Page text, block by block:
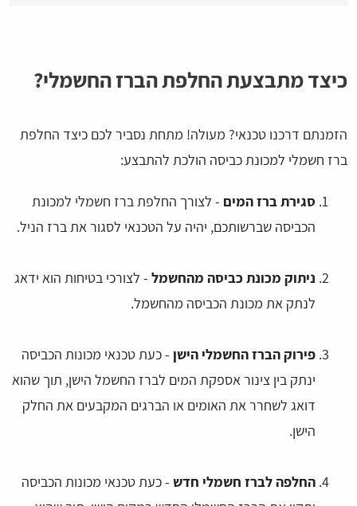
כיצד מתבצעת החלפת הברז החשמלי?
הזמנתם דרכנו טכנאי? מעולה! מתחת נסביר לכם כיצד החלפת
ברז חשמלי למכונת כביסה הולכת להתבצע:
סגירת ברז המים - לצורך החלפת ברז חשמלי למכונת
הכביסה שברשותכם, יהיה על הטכנאי לסגור את ברז הניל.
ניתוק מכונת כביסה מהחשמל - לצורכי בטיחות הוא ידאג
לנתק את מכונת הכביסה מהחשמל.
פירוק הברז החשמלי הישן - כעת טכנאי מכונות הכביסה
ינתק בין צינור אספקת המים לברז החשמל הישן, תוך שהוא
דואג לשחרר את האומים או הברגים המקבעים את החלק
הישן.
החלפה לברז חשמלי חדש - כעת טכנאי מכונות הכביסה